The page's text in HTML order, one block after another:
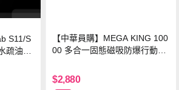
S11/S
疏油9H
【中華員購】MEGA KING 100
00 多合一固態磁吸防爆行動電
$2,880